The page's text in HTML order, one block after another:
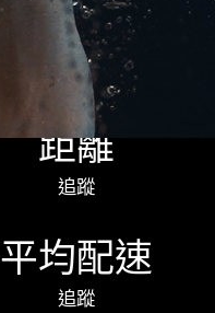
距離
追蹤
平均配速
追蹤